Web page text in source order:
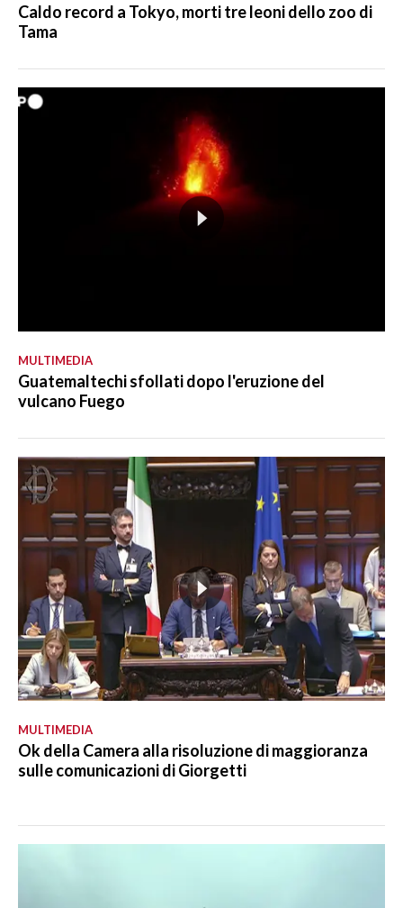
Caldo record a Tokyo, morti tre leoni dello zoo di
Tama
MULTIMEDIA
Guatemaltechi sfollati dopo l'eruzione del
vulcano Fuego
MULTIMEDIA
Ok della Camera alla risoluzione di maggioranza
sulle comunicazioni di Giorgetti